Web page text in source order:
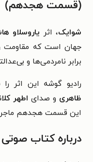
(قسمت هجدهم)
شوایک، اثر یاروسلاو
جهان است که مقاومت و
برابر نامردمی‌ها و
رادیو گوشه این اثر
ظاهری و صدای اطهر
این قسمت هجدهم
درباره‌ کتاب